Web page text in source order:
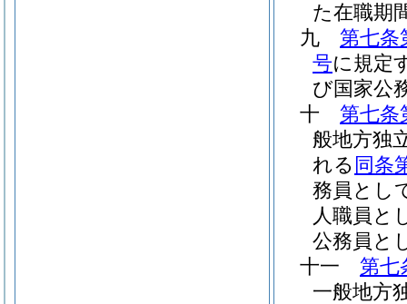
た在職期
九
第七条
号に規定
び国家公
十
第七条
般地方独
れる 同条
務員とし
人職員と
公務員と
十一
第七
一般地方